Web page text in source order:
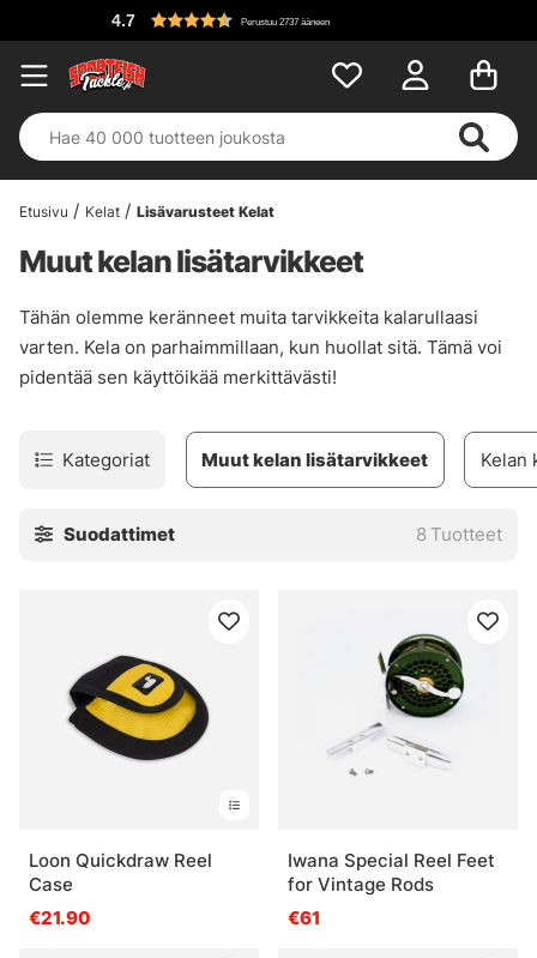
4.7 Perustuu 2737 ääneen
Etusivu Kelat Lisävarusteet Kelat
Muut kelan lisätarvikkeet
Tähän olemme keränneet muita tarvikkeita kalarullaasi
varten. Kela on parhaimmillaan, kun huollat sitä. Tämä voi
pidentää sen käyttöikää merkittävästi!
Kategoriat Kelan
Muut kelan lisätarvikkeet
Suodattimet 8 Tuotteet
Loon Quickdraw Reel
Case
€21.90
Iwana Special Reel Feet
for Vintage Rods
€61